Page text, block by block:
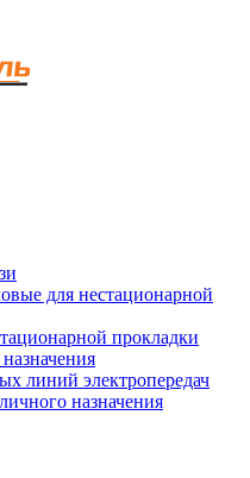
для нестационарной
прокладки
линий электропередач
назначения